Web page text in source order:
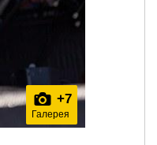
+7
Галерея